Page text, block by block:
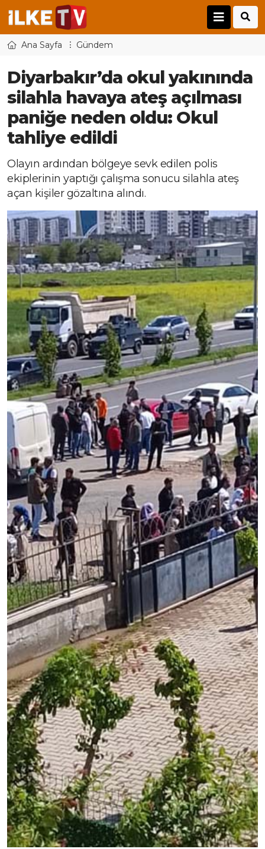
Ana Sayfa Gündem
Diyarbakır’da okul yakınında
silahla havaya ateş açılması
paniğe neden oldu: Okul
tahliye edildi
Olayın ardından bölgeye sevk edilen polis
ekiplerinin yaptığı çalışma sonucu silahla ateş
açan kişiler gözaltına alındı.